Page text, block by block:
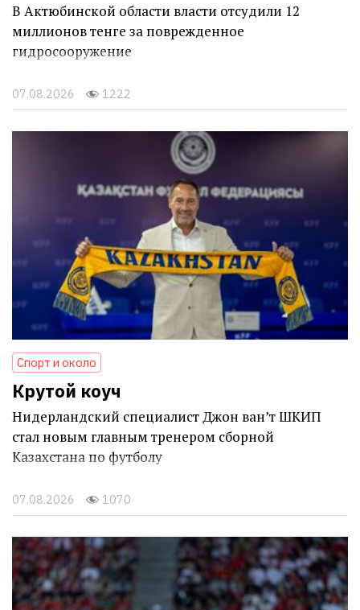
В Актюбинской области власти отсудили 12
миллионов тенге за поврежденное
гидросооружение
07.08.2026 1222
Спорт и около
Крутой коуч
Нидерландский специалист Джон ван’т ШКИП
стал новым главным тренером сборной
Казахстана по футболу
07.08.2026 1070